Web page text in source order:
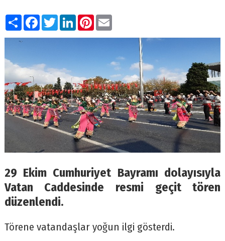
PaylaşFacebook
TwitterLinkedIn
Pinterest
Email
29 Ekim Cumhuriyet Bayramı dolayısıyla
Vatan Caddesinde resmi geçit tören
düzenlendi.
Törene vatandaşlar yoğun ilgi gösterdi.